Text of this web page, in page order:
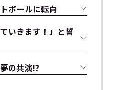
ボールに転向
いきます！」と誓
の共演!?